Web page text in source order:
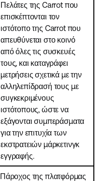
Πελάτες της Carrot που
επισκέπτονται τον
ιστότοπο της Carrot που
απευθύνεται στο κοινό
από όλες τις συσκευές
τους, και καταγράφει
μετρήσεις σχετικά με την
αλληλεπίδρασή τους με
συγκεκριμένους
ιστότοπους, ώστε να
εξάγονται συμπεράσματα
για την επιτυχία των
εκστρατειών μάρκετινγκ
εγγραφής.
Πάροχος της πλατφόρμας